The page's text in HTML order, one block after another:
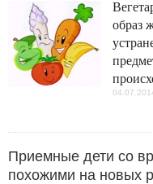
образ
Приемные дети со
похожими на новых